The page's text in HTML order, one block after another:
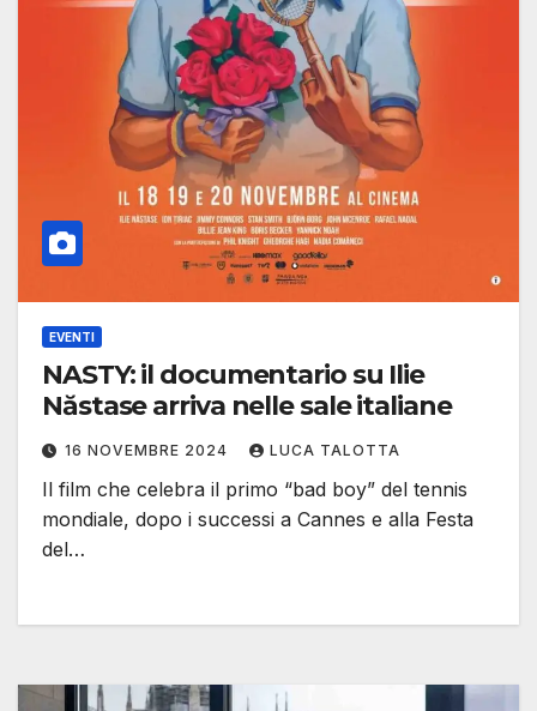
EVENTI
NASTY: il documentario su Ilie
Năstase arriva nelle sale italiane
16 NOVEMBRE 2024 LUCA TALOTTA
Il film che celebra il primo “bad boy” del tennis
mondiale, dopo i successi a Cannes e alla Festa
del…